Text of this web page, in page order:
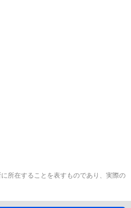
所在することを表すものであり、実際の